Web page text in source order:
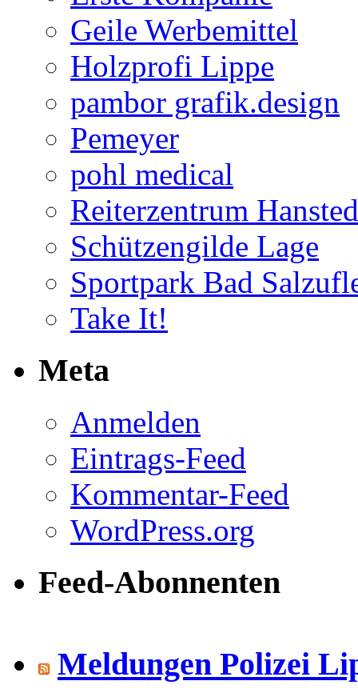
Geile Werbemittel
Holzprofi Lippe
pambor grafik.design
Pemeyer
pohl medical
Reiterzentrum
Schützengilde Lage
Sportpark Bad
Take It!
Meta
Anmelden
Eintrags-Feed
Kommentar-Feed
WordPress.org
Feed-Abonnenten
Meldungen Polizei